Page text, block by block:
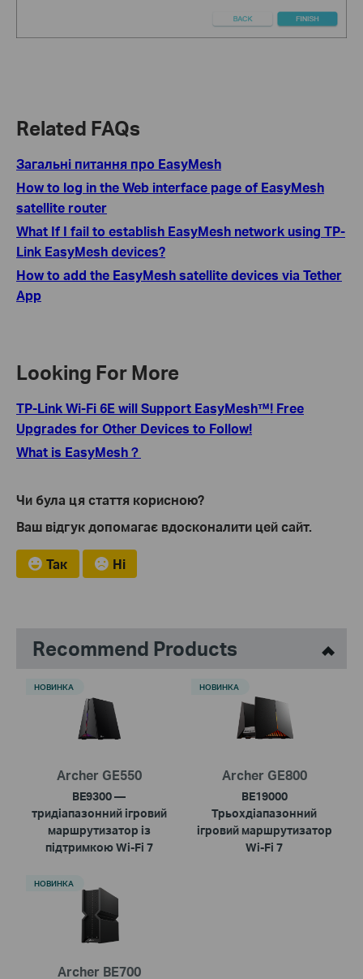
Related FAQs
Загальні питання про EasyMesh
How to log in the Web interface page of EasyMesh
satellite router
What If I fail to establish EasyMesh network using TP-
Link EasyMesh devices?
How to add the EasyMesh satellite devices via Tether
App
Looking For More
TP-Link Wi-Fi 6E will Support EasyMesh™! Free
Upgrades for Other Devices to Follow!
What is EasyMesh？
Чи була ця стаття корисною?
Ваш відгук допомагає вдосконалити цей сайт.
Так Ні
Recommend Products
Archer GE550
BE9300 —
тридіапазонний ігровий
маршрутизатор із
підтримкою Wi-Fi 7
НОВИНКА
Archer GE800
BE19000
Трьохдіапазонний
ігровий маршрутизатор
Wi-Fi 7
НОВИНКА
Archer BE700
НОВИНКА